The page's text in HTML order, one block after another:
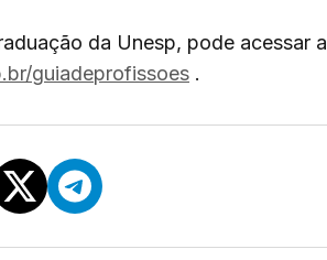
da Unesp, pode acessar a
guiadeprofissoes .